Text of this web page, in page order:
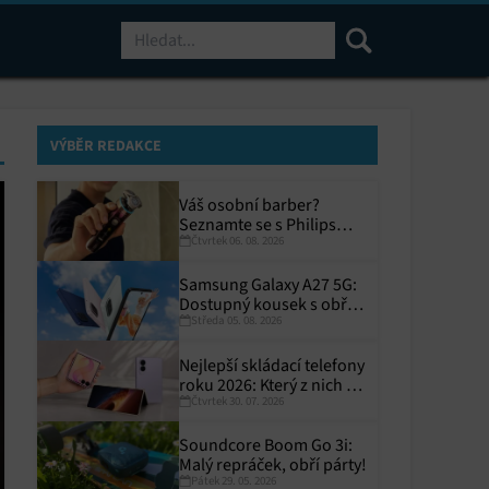
VÝBĚR REDAKCE
Váš osobní barber?
Seznamte se s Philips
i9000 Prestige Ultra
Čtvrtek 06. 08. 2026
Samsung Galaxy A27 5G:
Dostupný kousek s obřím
displejem
Středa 05. 08. 2026
Nejlepší skládací telefony
roku 2026: Který z nich si
zaslouží místo ve vaší
Čtvrtek 30. 07. 2026
Soundcore Boom Go 3i:
Malý repráček, obří párty!
Pátek 29. 05. 2026